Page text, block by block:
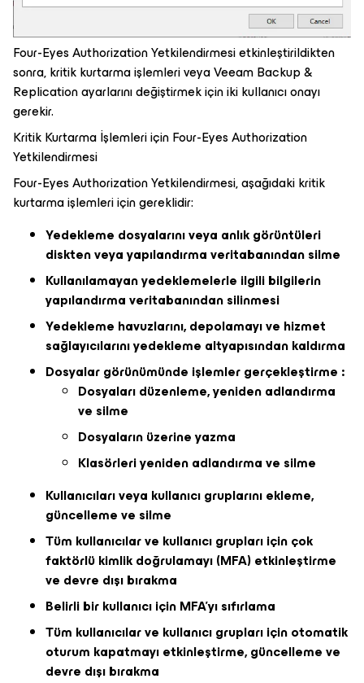
Four-Eyes Authorization Yetkilendirmesi etkinleştirildikten
sonra, kritik kurtarma işlemleri veya Veeam Backup &
Replication ayarlarını değiştirmek için iki kullanıcı onayı
gerekir.
Kritik Kurtarma İşlemleri için Four-Eyes Authorization
Yetkilendirmesi
Four-Eyes Authorization Yetkilendirmesi, aşağıdaki kritik
kurtarma işlemleri için gereklidir:
Yedekleme dosyalarını veya anlık görüntüleri
diskten veya yapılandırma veritabanından silme
Kullanılamayan yedeklemelerle ilgili bilgilerin
yapılandırma veritabanından silinmesi
Yedekleme havuzlarını, depolamayı ve hizmet
sağlayıcılarını yedekleme altyapısından kaldırma
Dosyalar görünümünde işlemler gerçekleştirme :
Dosyaları düzenleme, yeniden adlandırma
ve silme
Dosyaların üzerine yazma
Klasörleri yeniden adlandırma ve silme
Kullanıcıları veya kullanıcı gruplarını ekleme,
güncelleme ve silme
Tüm kullanıcılar ve kullanıcı grupları için çok
faktörlü kimlik doğrulamayı (MFA) etkinleştirme
ve devre dışı bırakma
Belirli bir kullanıcı için MFA’yı sıfırlama
Tüm kullanıcılar ve kullanıcı grupları için otomatik
oturum kapatmayı etkinleştirme, güncelleme ve
devre dışı bırakma